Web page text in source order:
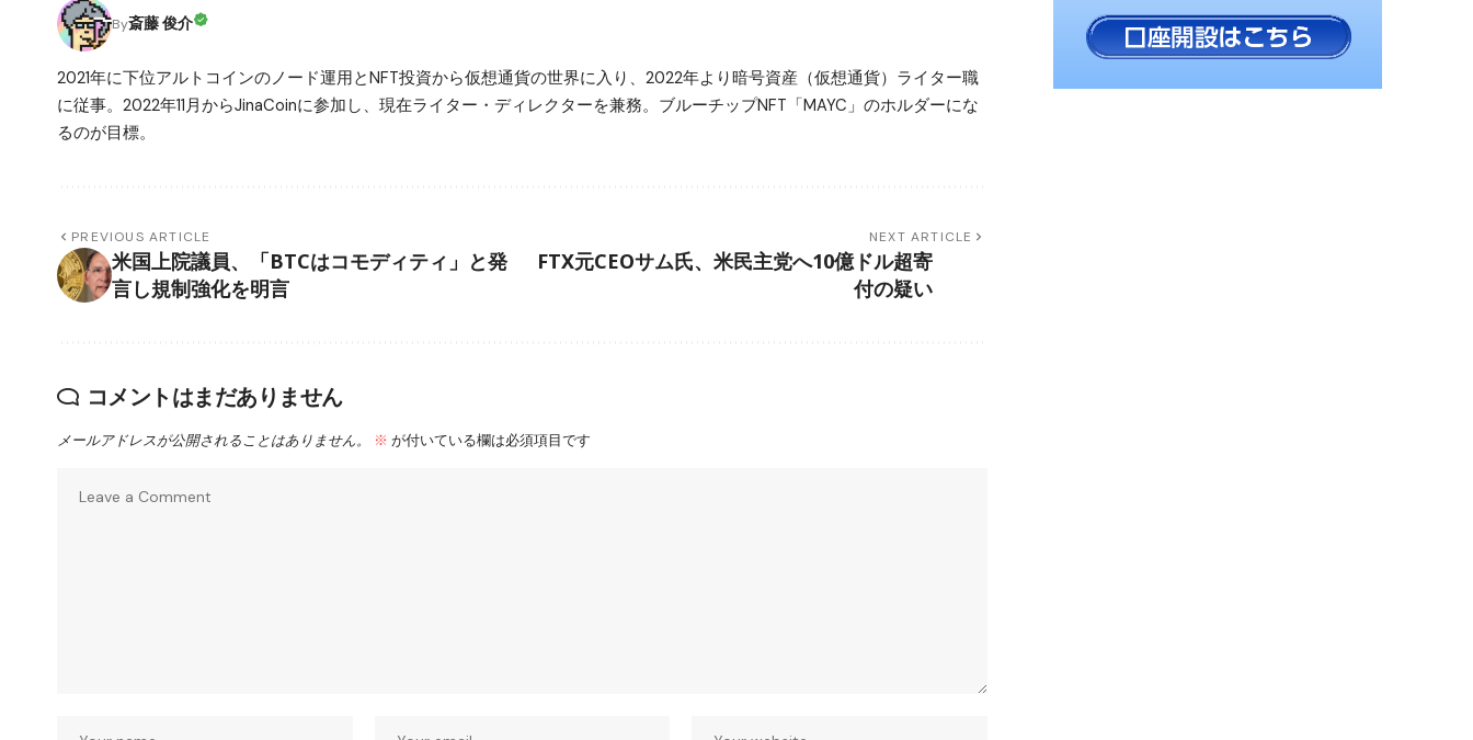
By斎藤 俊介
2021年に下位アルトコインのノード運用とNFT投資から仮想通貨の世界に入り、2022年より暗号資産（仮想通貨）ライター職
に従事。2022年11月からJinaCoinに参加し、現在ライター・ディレクターを兼務。ブルーチップNFT「MAYC」のホルダーにな
るのが目標。
PREVIOUS ARTICLE
米国上院議員、「BTCはコモディティ」と発
言し規制強化を明言
NEXT ARTICLE
FTX元CEOサム氏、米民主党へ10億ドル超寄
付の疑い
コメントはまだありません
メールアドレスが公開されることはありません。 ※ が付いている欄は必須項目です